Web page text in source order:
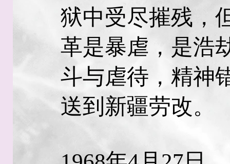
狱中受尽摧残，
革是暴虐，是浩
斗与虐待，精神
送到新疆劳改。